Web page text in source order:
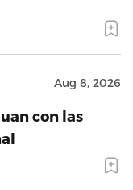
Aug 8, 2026
con las